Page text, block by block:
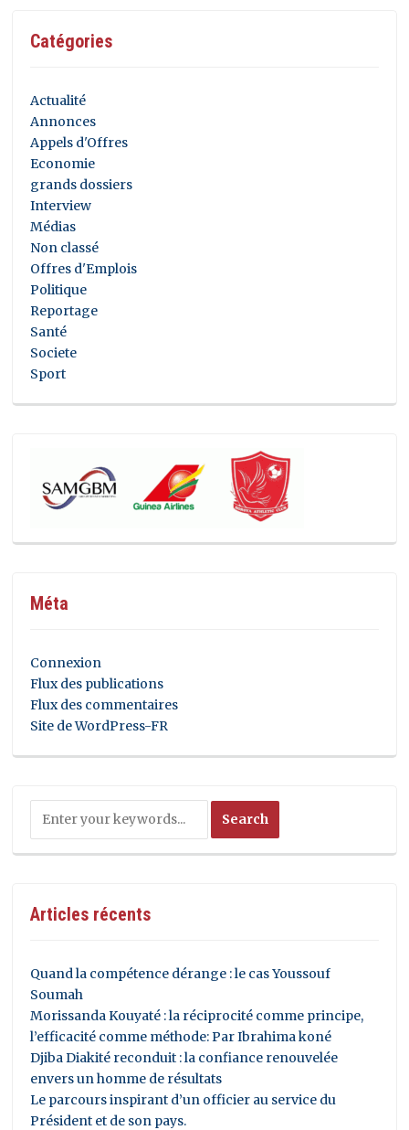
Catégories
Actualité
Annonces
Appels d'Offres
Economie
grands dossiers
Interview
Médias
Non classé
Offres d'Emplois
Politique
Reportage
Santé
Societe
Sport
Méta
Connexion
Flux des publications
Flux des commentaires
Site de WordPress-FR
Articles récents
Quand la compétence dérange : le cas Youssouf
Soumah
Morissanda Kouyaté : la réciprocité comme principe,
l’efficacité comme méthode: Par Ibrahima koné
Djiba Diakité reconduit : la confiance renouvelée
envers un homme de résultats
Le parcours inspirant d’un officier au service du
Président et de son pays.